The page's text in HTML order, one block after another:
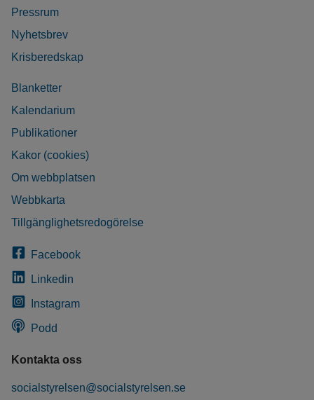
Pressrum
Nyhetsbrev
Krisberedskap
Blanketter
Kalendarium
Publikationer
Kakor (cookies)
Om webbplatsen
Webbkarta
Tillgänglighetsredogörelse
Facebook
Linkedin
Instagram
Podd
Kontakta oss
socialstyrelsen@socialstyrelsen.se